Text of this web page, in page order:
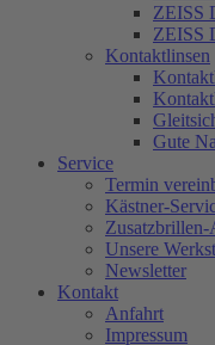
ZEISS
ZEISS
Kontaktlinsen
Gute
Service
Termin
Kästner-
Zusatzbrillen-
Unsere
Newsletter
Kontakt
Anfahrt
Impressum